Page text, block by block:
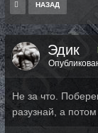
НАЗАД
Эдик
Не за что.
разузнай, а